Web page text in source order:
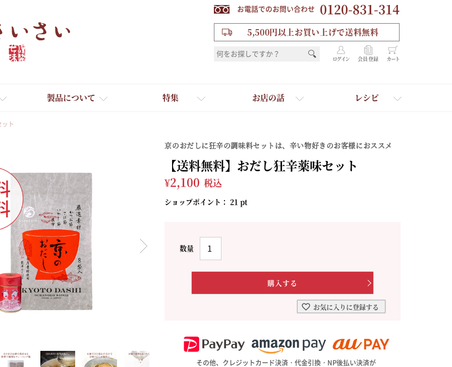
お電話でのお問い合わせ 0120-831-314
5,500円以上お買い上げで送料無料
ログイン 会員登録 カート
ひとふり小分け袋
たれ・ドレッシング
おだし
お菓子
国産・鷹の爪
お土産・ギフト 贈る人に合わせて一味・七味を選ぶ
製品について 特集 お店の話 レシピ
ット
京のおだしに狂辛の調味料セットは、辛い物好きのお客様におススメ
【送料無料】おだし狂辛薬味セット
¥2,100 税込
ショップポイント： 21 pt
お気に入りに登録する
その他、クレジットカード決済・代金引換・NP後払い決済が